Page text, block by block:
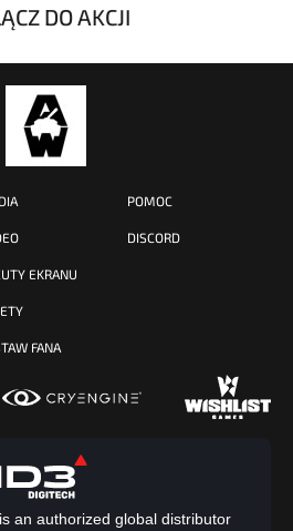
DO AKCJI
EKRANU
FANA
POMOC
DISCORD
an authorized global distributor